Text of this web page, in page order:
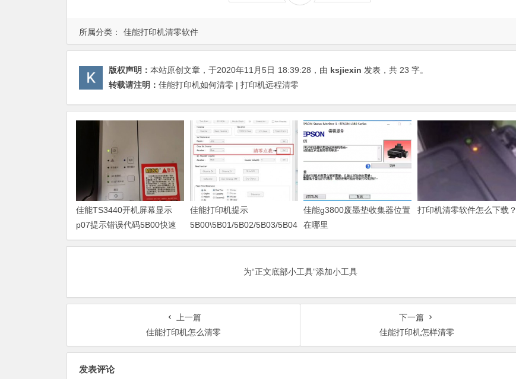
所属分类： 佳能打印机清零软件
版权声明： 本站原创文章，于2020年11月5日 18:39:28 ，由 ksjiexin 发表，共 23 字。
转载请注明： 佳能打印机如何清零 | 打印机远程清零
佳能TS3440开机屏幕显示
p07提示错误代码5B00快速
解决方案 清零
佳能打印机提示
5B00\5B01/5B02/5B03/5B04/5B11/5B12/5B13/5B14/1700/1702/1703/1704
佳能g3800废墨垫收集器位置
在哪里
打印机清零软件怎么下载？
为“正文底部小工具”添加小工具
上一篇
佳能打印机怎么清零
下一篇
佳能打印机怎样清零
发表评论